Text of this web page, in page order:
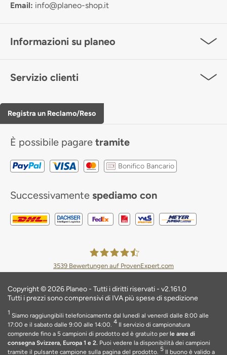
Email: info@planeo-shop.it
Informazioni su planeo
Servizio clienti
Registra un Reclamo/Reso
È possibile pagare tramite
Bonifico Bancario
Successivamente spediamo con
3539 Bewertungen auf ProvenExpert.com
Copyright © 2026 Planeo - Tutti i diritti riservati - v2.161.0
Tutti i prezzi sono comprensivi di IVA più spese di spedizione
1 Siamo raggiungibili telefonicamente dal lunedì al venerdì dalle 8:00 alle
17:00 e il sabato dalle 9:00 alle 14:00. 4 Il servizio di campionatura
comprende fino a 5 campioni di prodotto ed è gratuito per le aree di
consegna Svizzera, Europa 1 e 2. Puoi vedere la disponibilità dei campioni
tramite il pulsante campione sulla pagina del prodotto. 5 Il buono è valido a